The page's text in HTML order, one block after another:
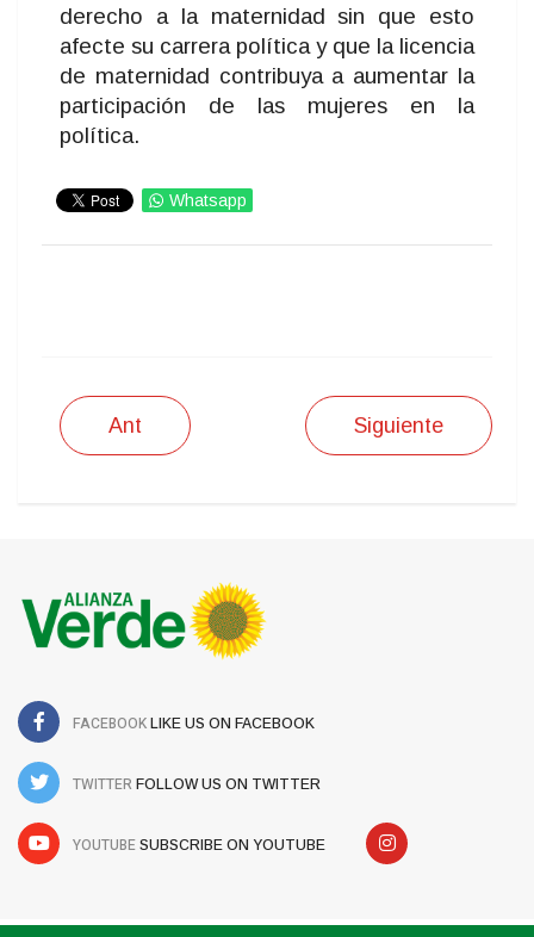
derecho a la maternidad sin que esto
afecte su carrera política y que la licencia
de maternidad contribuya a aumentar la
participación de las mujeres en la
política.
Whatsapp
Ant Siguiente
FACEBOOK LIKE US ON FACEBOOK
TWITTER FOLLOW US ON TWITTER
YOUTUBE SUBSCRIBE ON YOUTUBE